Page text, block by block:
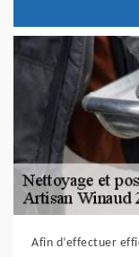
Afin d’effectuer